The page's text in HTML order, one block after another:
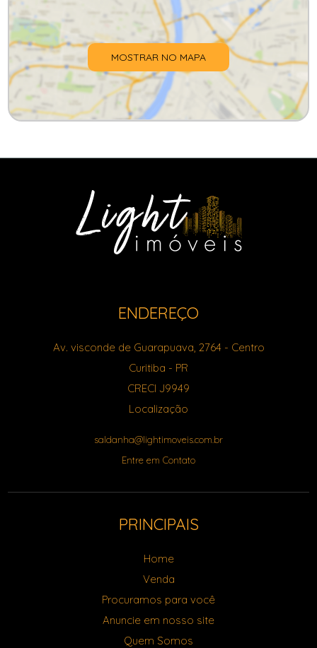
MOSTRAR NO MAPA
ENDEREÇO
Av. visconde de Guarapuava, 2764- Centro
Curitiba - PR
CRECI J9949
Localização
saldanha@lightimoveis.com.br
Entre em Contato
PRINCIPAIS
Home
Venda
Procuramos para você
Anuncie em nosso site
Quem Somos